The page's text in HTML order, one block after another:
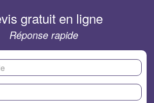
gratuit en ligne
Réponse rapide